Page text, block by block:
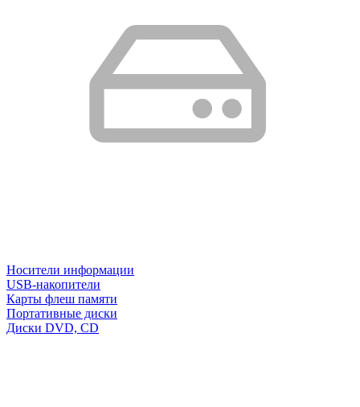
Носители информации
USB-накопители
Карты флеш памяти
Портативные диски
Диски DVD, CD